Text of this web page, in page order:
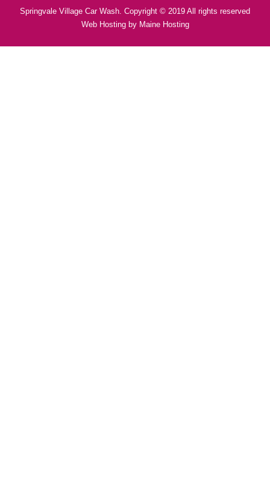
Springvale Village Car Wash. Copyright © 2019 All rights reserved
Web Hosting by Maine Hosting